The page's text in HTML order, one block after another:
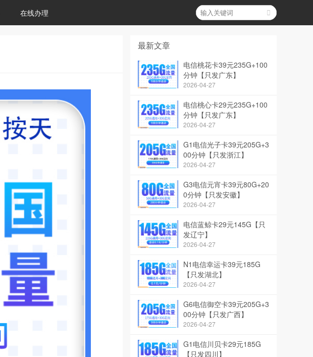
在线办理
最新文章
电信桃花卡39元235G+100
分钟【只发广东】
2026-04-27
电信桃心卡29元235G+100
分钟【只发广东】
2026-04-27
G1电信光子卡39元205G+3
00分钟【只发浙江】
2026-04-27
G3电信元宵卡39元80G+20
0分钟【只发安徽】
2026-04-27
电信蓝鲸卡29元145G【只
发辽宁】
2026-04-27
N1电信幸运卡39元185G
【只发湖北】
2026-04-27
G6电信御空卡39元205G+3
00分钟【只发广西】
2026-04-27
G1电信川贝卡29元185G
【只发四川】